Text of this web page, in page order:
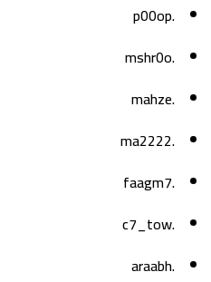
.p00op
.mshr0o
.mahze
.ma2222
.faagm7
.c7_tow
.araabh